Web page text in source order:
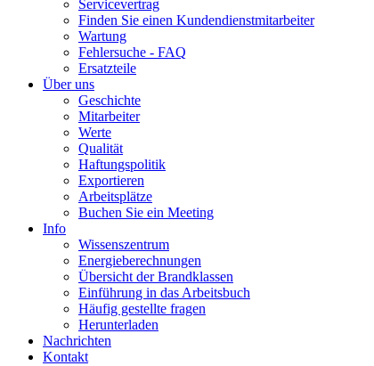
Servicevertrag
Finden Sie einen Kundendienstmitarbeiter
Wartung
Fehlersuche - FAQ
Ersatzteile
Über uns
Geschichte
Mitarbeiter
Werte
Qualität
Haftungspolitik
Exportieren
Arbeitsplätze
Buchen Sie ein Meeting
Info
Wissenszentrum
Energieberechnungen
Übersicht der Brandklassen
Einführung in das Arbeitsbuch
Häufig gestellte fragen
Herunterladen
Nachrichten
Kontakt